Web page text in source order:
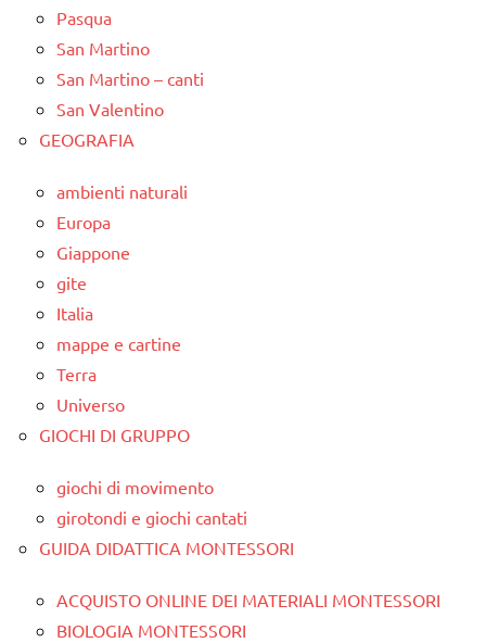
Pasqua
San Martino
San Martino – canti
San Valentino
GEOGRAFIA
ambienti naturali
Europa
Giappone
gite
Italia
mappe e cartine
Terra
Universo
GIOCHI DI GRUPPO
giochi di movimento
girotondi e giochi cantati
GUIDA DIDATTICA MONTESSORI
ACQUISTO ONLINE DEI MATERIALI MONTESSORI
BIOLOGIA MONTESSORI